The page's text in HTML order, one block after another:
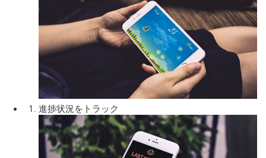
進捗状況をトラック